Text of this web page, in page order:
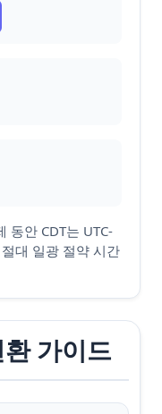
동안 CDT는 UTC-
대 일광 절약 시간
가이드